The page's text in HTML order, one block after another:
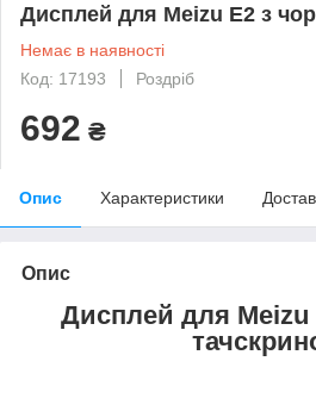
Дисплей для Meizu E2 з
Немає в наявності
Код: 17193
Роздріб
692 ₴
Опис Характеристики
Опис
Дисплей для Meizu